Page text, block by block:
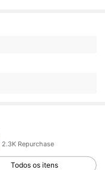
2.3K Repurchase
Todos os itens